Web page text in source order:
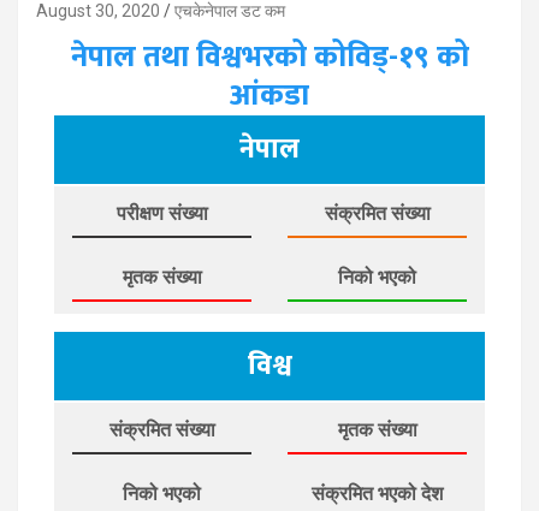
August 30, 2020 एचकेनेपाल डट कम
नेपाल तथा विश्वभरको कोविड्-१९ को
आंकडा
नेपाल
परीक्षण संख्या संक्रमित संख्या
मृतक संख्या निको भएको
विश्व
संक्रमित संख्या मृतक संख्या
निको भएको संक्रमित भएको देश